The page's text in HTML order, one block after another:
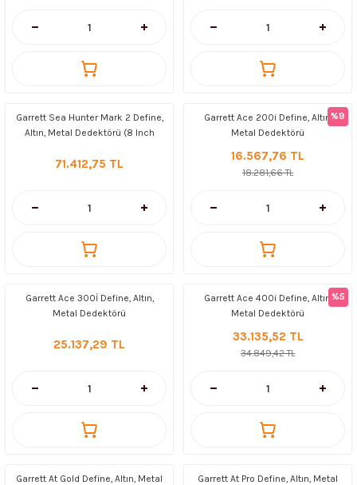
Garrett Sea Hunter Mark 2 Define,
Altın, Metal Dedektörü (8 Inch
Kulaklıklı)
71.412,75 TL
%9
Garrett Ace 200i Define, Altın,
Metal Dedektörü
16.567,76 TL
18.281,66 TL
Garrett Ace 300İ Define, Altın,
Metal Dedektörü
25.137,29 TL
%5
Garrett Ace 400i Define, Altın,
Metal Dedektörü
33.135,52 TL
34.849,42 TL
Garrett At Gold Define, Altın, Metal
Garrett At Pro Define, Altın, Metal